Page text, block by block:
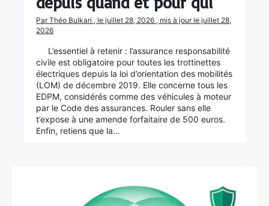
Par Théo Bulkari , le juillet 28, 2026 , mis à jour le juillet 28,
2026
L’essentiel à retenir : l’assurance responsabilité
civile est obligatoire pour toutes les trottinettes
électriques depuis la loi d’orientation des mobilités
(LOM) de décembre 2019. Elle concerne tous les
EDPM, considérés comme des véhicules à moteur
par le Code des assurances. Rouler sans elle
t’expose à une amende forfaitaire de 500 euros.
Enfin, retiens que la…